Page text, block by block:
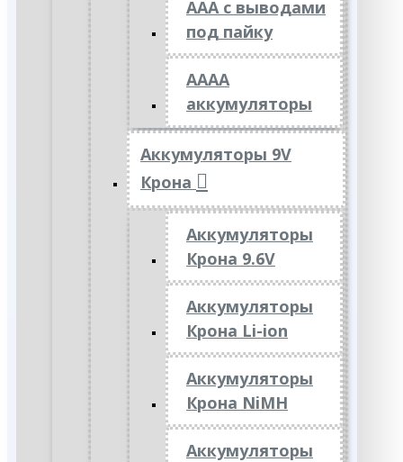
ААА с выводами
под пайку
АААА
аккумуляторы
Аккумуляторы 9V
Крона
Аккумуляторы
Крона 9.6V
Аккумуляторы
Крона Li-ion
Аккумуляторы
Крона NiMH
Аккумуляторы